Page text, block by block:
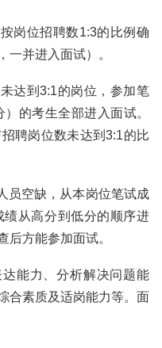
岗位招聘数1:3的比例确
一并进入面试）。
达到3:1的岗位，参加笔
的考生全部进入面试。
聘岗位数未达到3:1的比
员空缺，从本岗位笔试成
从高分到低分的顺序进
后方能参加面试。
能力、分析解决问题能
合素质及适岗能力等。面